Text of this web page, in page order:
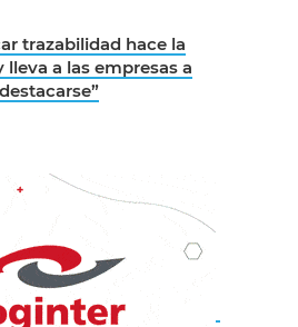
trazabilidad hace la
lleva a las empresas a
destacarse”